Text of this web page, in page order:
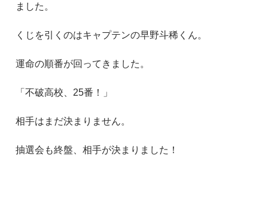
ました。
くじを引くのはキャプテンの早野斗稀くん。
運命の順番が回ってきました。
「不破高校、25番！」
相手はまだ決まりません。
抽選会も終盤、相手が決まりました！